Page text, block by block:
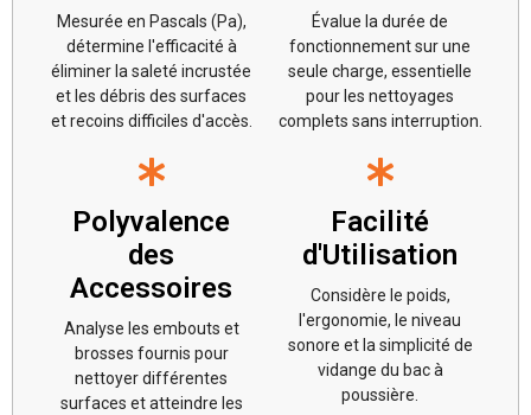
Mesurée en Pascals (Pa),
détermine l'efficacité à
éliminer la saleté incrustée
et les débris des surfaces
et recoins difficiles d'accès.
Évalue la durée de
fonctionnement sur une
seule charge, essentielle
pour les nettoyages
complets sans interruption.
Polyvalence
des
Accessoires
Analyse les embouts et
brosses fournis pour
nettoyer différentes
surfaces et atteindre les
Facilité
d'Utilisation
Considère le poids,
l'ergonomie, le niveau
sonore et la simplicité de
vidange du bac à
poussière.